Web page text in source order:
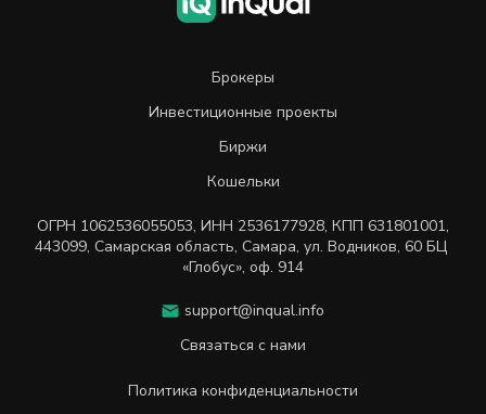
Брокеры
Инвестиционные проекты
Биржи
Кошельки
ОГРН 1062536055053, ИНН 2536177928, КПП 631801001,
443099, Самарская область, Самара, ул. Водников, 60 БЦ
«Глобус», оф. 914
support@inqual.info
Связаться с нами
Политика конфиденциальности